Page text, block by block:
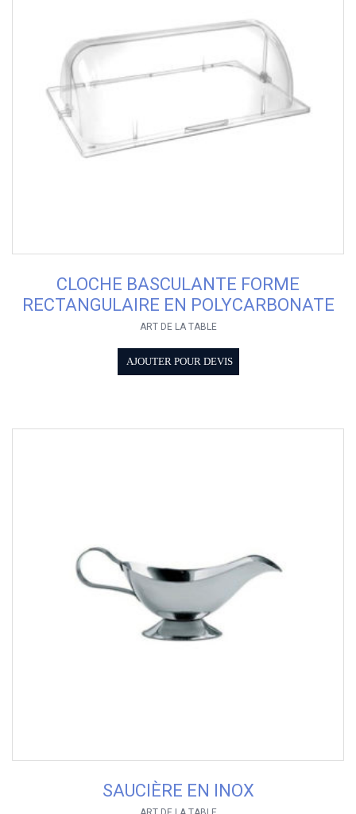
CLOCHE BASCULANTE FORME
RECTANGULAIRE EN POLYCARBONATE
ART DE LA TABLE
AJOUTER POUR DEVIS
SAUCIÈRE EN INOX